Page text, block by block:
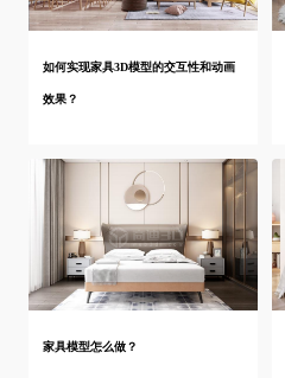
如何实现家具3D模型的交互性和动画
效果？
家具模型怎么做？